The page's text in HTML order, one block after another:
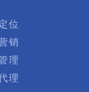
位
销
理
理